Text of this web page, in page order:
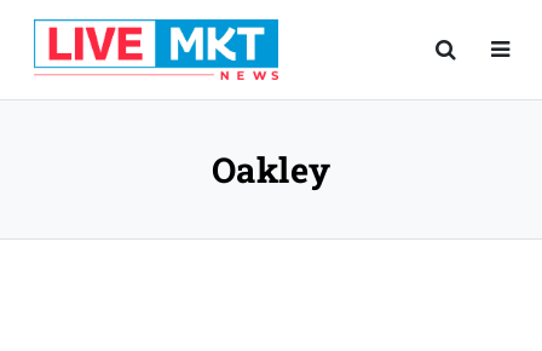
Oakley